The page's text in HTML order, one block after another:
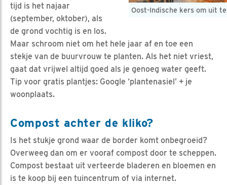
Oost-Indische kers om uit
tijd is het najaar
(september, oktober), als
de grond vochtig is en los.
Maar schroom niet om het hele jaar af en toe een
stekje van de buurvrouw te planten. Als het niet vriest,
gaat dat vrijwel altijd goed als je genoeg water geeft.
Tip voor gratis plantjes: Google ‘plantenasiel’ + je
woonplaats.
Compost achter de kliko?
Is het stukje grond waar de border komt onbegroeid?
Overweeg dan om er vooraf compost door te scheppen.
Compost bestaat uit verteerde bladeren en bloemen en
is te koop bij een tuincentrum of via internet.